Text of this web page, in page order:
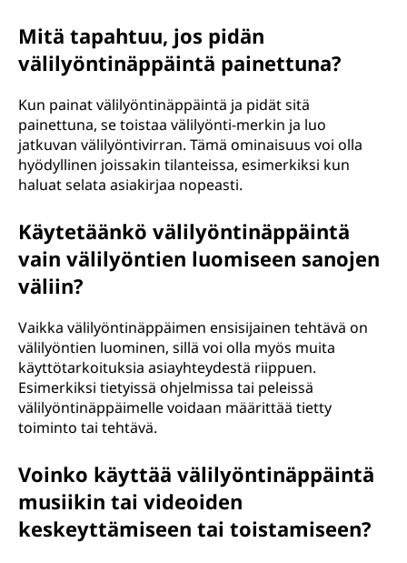
Mitä tapahtuu, jos pidän
välilyöntinäppäintä painettuna?
Kun painat välilyöntinäppäintä ja pidät sitä
painettuna, se toistaa välilyönti-merkin ja luo
jatkuvan välilyöntivirran. Tämä ominaisuus voi olla
hyödyllinen joissakin tilanteissa, esimerkiksi kun
haluat selata asiakirjaa nopeasti.
Käytetäänkö välilyöntinäppäintä
vain välilyöntien luomiseen sanojen
väliin?
Vaikka välilyöntinäppäimen ensisijainen tehtävä on
välilyöntien luominen, sillä voi olla myös muita
käyttötarkoituksia asiayhteydestä riippuen.
Esimerkiksi tietyissä ohjelmissa tai peleissä
välilyöntinäppäimelle voidaan määrittää tietty
toiminto tai tehtävä.
Voinko käyttää välilyöntinäppäintä
musiikin tai videoiden
keskeyttämiseen tai toistamiseen?